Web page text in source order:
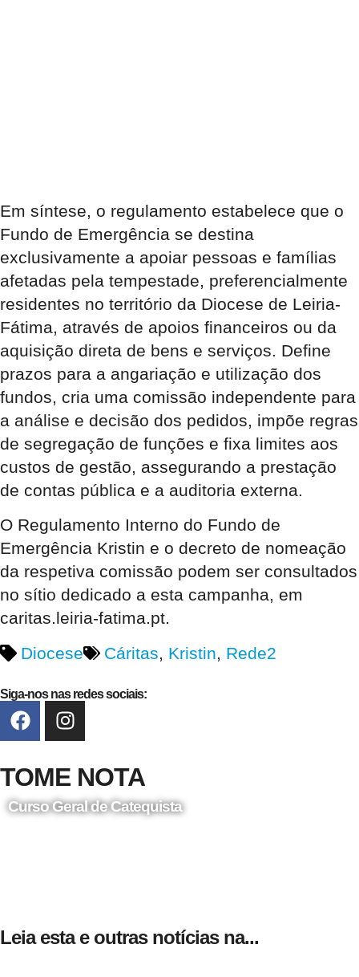
Em síntese, o regulamento estabelece que o
Fundo de Emergência se destina
exclusivamente a apoiar pessoas e famílias
afetadas pela tempestade, preferencialmente
residentes no território da Diocese de Leiria-
Fátima, através de apoios financeiros ou da
aquisição direta de bens e serviços. Define
prazos para a angariação e utilização dos
fundos, cria uma comissão independente para
a análise e decisão dos pedidos, impõe regras
de segregação de funções e fixa limites aos
custos de gestão, assegurando a prestação
de contas pública e a auditoria externa.
O Regulamento Interno do Fundo de
Emergência Kristin e o decreto de nomeação
da respetiva comissão podem ser consultados
no sítio dedicado a esta campanha, em
caritas.leiria-fatima.pt.
Diocese
Cáritas, Kristin, Rede2
Siga-nos nas redes sociais:
TOME NOTA
Curso Geral de Catequista
Leia esta e outras notícias na...